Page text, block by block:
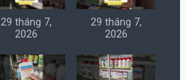
29 tháng 7,
2026
29 tháng 7,
2026